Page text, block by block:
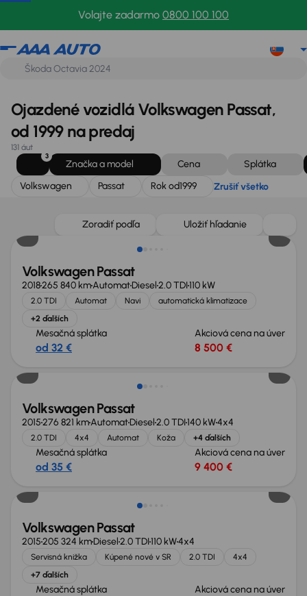
Volajte zadarmo 0800 100 100
Volkswagen
Ojazdené vozidlá Volkswagen Passat,
od 1999 na predaj
131 áut
3
Značka a model Cena
Splátka
Volkswagen
Passat Rok od1999 Zrušiť všetko
Zoradiť podľa Uložiť hľadanie
Zlacnené o 1 700 €
Volkswagen Passat
2018265 840 kmAutomatDiesel2.0 TDI110 kW
2.0 TDI Automat Navi
automatická klimatizace
+2 ďalších
Mesačná splátka
od 32 €
Akciová cena na úver
8 500 €
Zlacnené o 700 €
Volkswagen Passat
2015276 821 kmAutomatDiesel2.0 TDI140 kW4x4
2.0 TDI 4x4 Automat Koža +4 ďalších
Mesačná splátka
od 35 €
Akciová cena na úver
9 400 €
Zlacnené o 900 €
Volkswagen Passat
2015205 324 kmDiesel2.0 TDI110 kW4x4
Servisná knižka Kúpené nové v SR 2.0 TDI
4x4
+7 ďalších
Mesačná splátka Akciová cena na úver